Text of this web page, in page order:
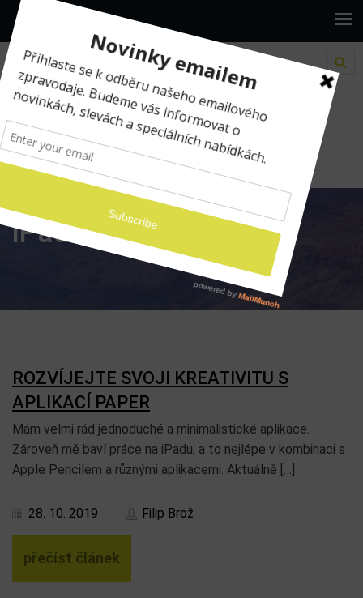
www.ilumio.cz iPad Only
iPad Only
ROZVÍJEJTE SVOJI KREATIVITU S
APLIKACÍ PAPER
Mám velmi rád jednoduché a minimalistické aplikace.
Zároveň mě baví práce na iPadu, a to nejlépe v kombinaci s
Apple Pencilem a různými aplikacemi. Aktuálně […]
28. 10. 2019 Filip Brož
přečíst článek